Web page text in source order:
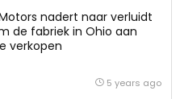
nadert naar verluidt
de fabriek in Ohio aan
verkopen
5 years ago